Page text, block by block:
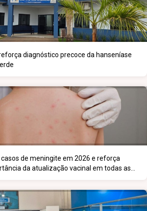
diagnóstico precoce da hanseníase
de meningite em 2026 e reforça
da atualização vacinal em todas as